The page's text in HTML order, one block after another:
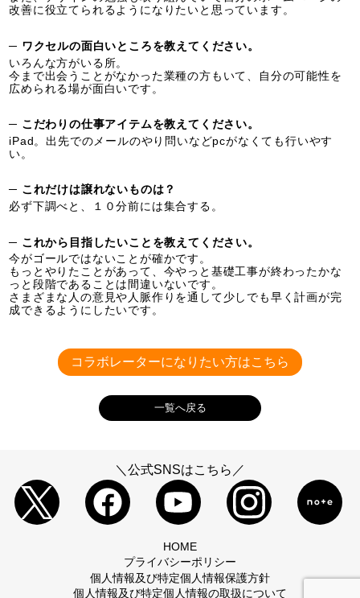
改善に役立てられるようになりたいと思っています。
─ ワクセルの面白いところを教えてください。
いろんな方がいる所。
今まで出会うことがなかった業種の方もいて、自分の可能性を
広められる場が面白いです。
─ こだわりの仕事アイテムを教えてください。
iPad。出先でのメールのやり問いなどpcがなくても行いやす
い。
─ これだけは譲れないものは？
必ず下調べと、１０分前には集合する。
─ これから目指したいことを教えてください。
今がゴールではないことが確かです。
もっとやりたことがあって、今やっと基礎工事が終わったかな
っと段階であることは間違いないです。
さまざまな人の意見や人脈作りを通して少しでも早く計画が完
成できるようにしたいです。
コラボレーターになりたい方はこちら
一覧へ戻る
＼公式SNSはこちら／
HOME
プライバシーポリシー
個人情報及び特定個人情報保護方針
個人情報及び特定個人情報の取扱について